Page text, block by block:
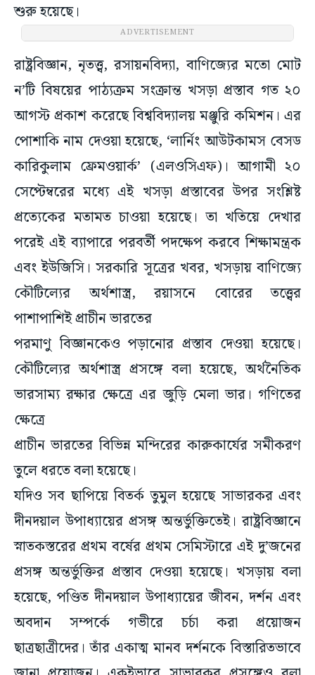
শুরু হয়েছে।
ADVERTISEMENT
রাষ্ট্রবিজ্ঞান, নৃতত্ত্ব, রসায়নবিদ্যা, বাণিজ্যের মতো মোট
ন’টি বিষয়ের পাঠ্যক্রম সংক্রান্ত খসড়া প্রস্তাব গত ২০
আগস্ট প্রকাশ করেছে বিশ্ববিদ্যালয় মঞ্জুরি কমিশন। এর
পোশাকি নাম দেওয়া হয়েছে, ‘লার্নিং আউটকামস বেসড
কারিকুলাম ফ্রেমওয়ার্ক’ (এলওসিএফ)। আগামী ২০
সেপ্টেম্বরের মধ্যে এই খসড়া প্রস্তাবের উপর সংশ্লিষ্ট
প্রত্যেকের মতামত চাওয়া হয়েছে। তা খতিয়ে দেখার
পরেই এই ব্যাপারে পরবর্তী পদক্ষেপ করবে শিক্ষামন্ত্রক
এবং ইউজিসি। সরকারি সূত্রের খবর, খসড়ায় বাণিজ্যে
কৌটিল্যের অর্থশাস্ত্র, রয়াসনে বোরের তত্ত্বের
পাশাপাশিই প্রাচীন ভারতের
পরমাণু বিজ্ঞানকেও পড়ানোর প্রস্তাব দেওয়া হয়েছে।
কৌটিল্যের অর্থশাস্ত্র প্রসঙ্গে বলা হয়েছে, অর্থনৈতিক
ভারসাম্য রক্ষার ক্ষেত্রে এর জুড়ি মেলা ভার। গণিতের
ক্ষেত্রে
প্রাচীন ভারতের বিভিন্ন মন্দিরের কারুকার্যের সমীকরণ
তুলে ধরতে বলা হয়েছে।
যদিও সব ছাপিয়ে বিতর্ক তুমুল হয়েছে সাভারকর এবং
দীনদয়াল উপাধ্যায়ের প্রসঙ্গ অন্তর্ভুক্তিতেই। রাষ্ট্রবিজ্ঞানে
স্নাতকস্তরের প্রথম বর্ষের প্রথম সেমিস্টারে এই দু’জনের
প্রসঙ্গ অন্তর্ভুক্তির প্রস্তাব দেওয়া হয়েছে। খসড়ায় বলা
হয়েছে, পণ্ডিত দীনদয়াল উপাধ্যায়ের জীবন, দর্শন এবং
অবদান সম্পর্কে গভীরে চর্চা করা প্রয়োজন
ছাত্রছাত্রীদের। তাঁর একাত্ম মানব দর্শনকে বিস্তারিতভাবে